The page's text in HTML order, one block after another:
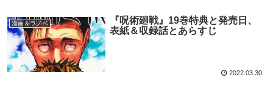
漫画＆ラノベ
『呪術廻戦』19巻特典と発売日、
表紙＆収録話とあらすじ
2022.03.30